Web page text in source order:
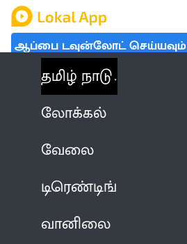
ஆப்பை டவுன்லோட் செய்யவும்
தமிழ் நாடு
லோக்கல்
வேலை
டிரெண்டிங்
வானிலை